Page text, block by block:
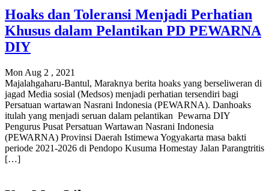
Hoaks dan Toleransi Menjadi Perhatian
Khusus dalam Pelantikan PD PEWARNA
DIY
Mon Aug 2 , 2021
Majalahgaharu-Bantul, Maraknya berita hoaks yang berseliweran di
jagad Media sosial (Medsos) menjadi perhatian tersendiri bagi
Persatuan wartawan Nasrani Indonesia (PEWARNA). Danhoaks
itulah yang menjadi seruan dalam pelantikan Pewarna DIY
Pengurus Pusat Persatuan Wartawan Nasrani Indonesia
(PEWARNA) Provinsi Daerah Istimewa Yogyakarta masa bakti
periode 2021-2026 di Pendopo Kusuma Homestay Jalan Parangtritis
[…]